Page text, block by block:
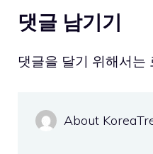
리
댓글 남기기
댓글을 달기 위해서는
About